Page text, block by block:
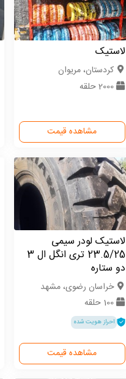
لاستیک
كردستان، مریوان
2000 حلقه
مشاهده قیمت
لاستیک لودر سیمی
23.5/25 تری انگل ال 3
دو ستاره
خراسان رضوی، مشهد
100 حلقه
احراز هویت شده
مشاهده قیمت